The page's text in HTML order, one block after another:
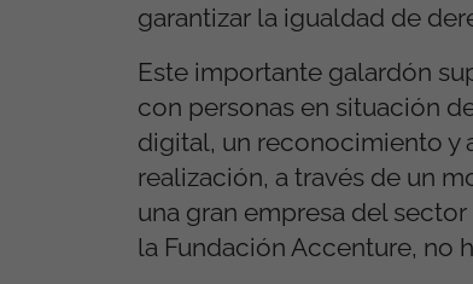
garantizar la igualdad de
Este importante galardón
con personas en situación
digital, un reconocimiento y
realización, a través de un
una gran empresa del
la Fundación Accenture, no